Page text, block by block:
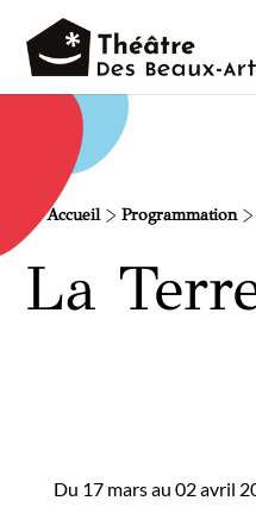
Accueil> Programmation>
La
Du 17 mars au 02 avril